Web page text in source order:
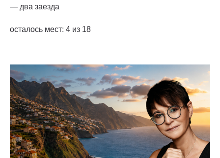
— два заезда
осталось мест: 4 из 18